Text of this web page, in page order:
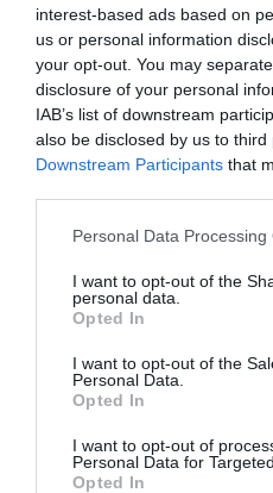
interest-based ads based on
us or personal information
your opt-out. You may
disclosure of your personal
IAB’s list of downstream
also be disclosed by us to third
Downstream Participants that
Personal Data Processing
I want to opt-out of the
personal data.
Opted In
I want to opt-out of the
Personal Data.
Opted In
I want to opt-out of
Personal Data for
Opted In
diputats francesos amb
espanyols elegits a
A França els aeroports
diferents de cadascun
francès hi té
els trens regionals, com
Train Express Regional)
regions, que són les
transport regional.
l'oferta de serveis TER,